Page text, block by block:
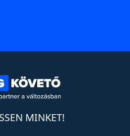
MINKET!